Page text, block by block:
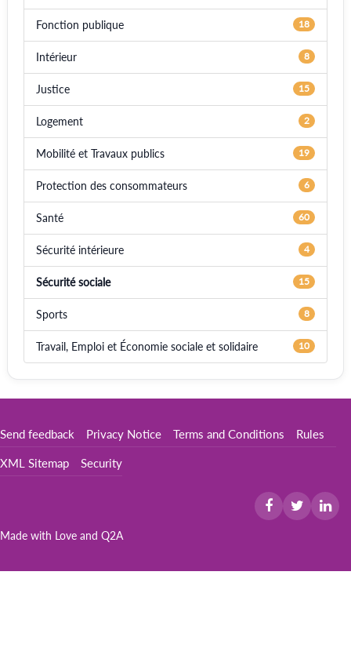
Fonction publique 18
Intérieur 8
Justice 15
Logement 2
Mobilité et Travaux publics 19
Protection des consommateurs 6
Santé 60
Sécurité intérieure 4
Sécurité sociale 15
Sports 8
Travail, Emploi et Économie sociale et solidaire 10
Send feedback Privacy Notice Terms and Conditions Rules
XML Sitemap Security
Made with Love and Q2A